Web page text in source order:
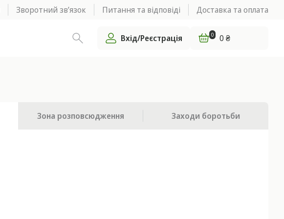
Зворотний зв’язок Питання та відповіді Доставка та оплата
Вхід/Реєстрація 0 0 ₴
Зона розповсюдження Заходи боротьби